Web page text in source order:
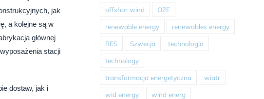
jak
a kolejne są w
głównej
stacji
dostaw, jak i
offshor wind OZE
renewable energy renewables energy
RES Szwecja technologia
technology
transformacja energetyczna wiatr
wid energy wind energ